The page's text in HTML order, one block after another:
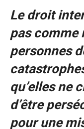
Le droit
pas comme
personnes
qu’elles ne
d’être
pour une